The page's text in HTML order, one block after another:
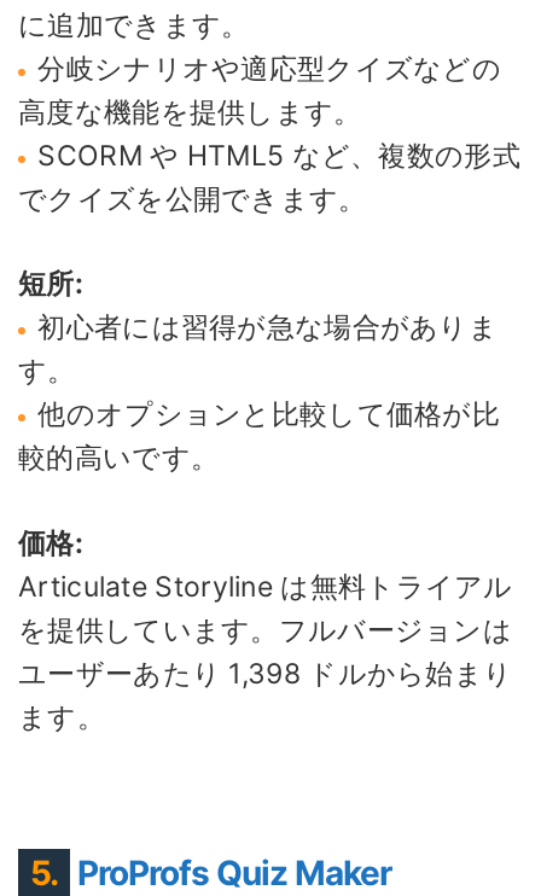
に追加できます。
分岐シナリオや適応型クイズなどの
高度な機能を提供します。
SCORM や HTML5 など、複数の形式
でクイズを公開できます。
短所:
初心者には習得が急な場合がありま
す。
他のオプションと比較して価格が比
較的高いです。
価格:
Articulate Storyline は無料トライアル
を提供しています。フルバージョンは
ユーザーあたり 1,398 ドルから始まり
ます。
5. ProProfs Quiz Maker